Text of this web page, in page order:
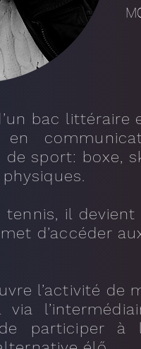
bac littéraire
de sport: boxe,
tennis, il
d’accéder
l’activité de
via
participer